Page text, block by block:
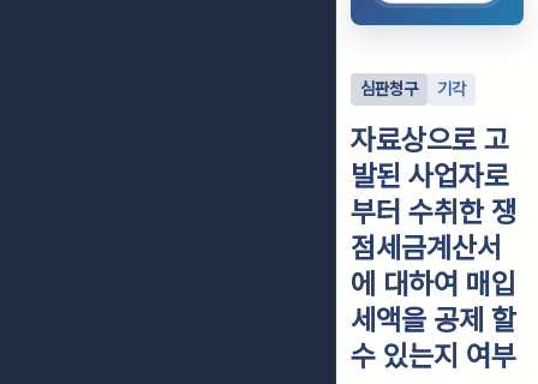
심판청구 기각
자료상으로 고
발된 사업자로
부터 수취한 쟁
점세금계산서
에 대하여 매입
세액을 공제 할
수 있는지 여부